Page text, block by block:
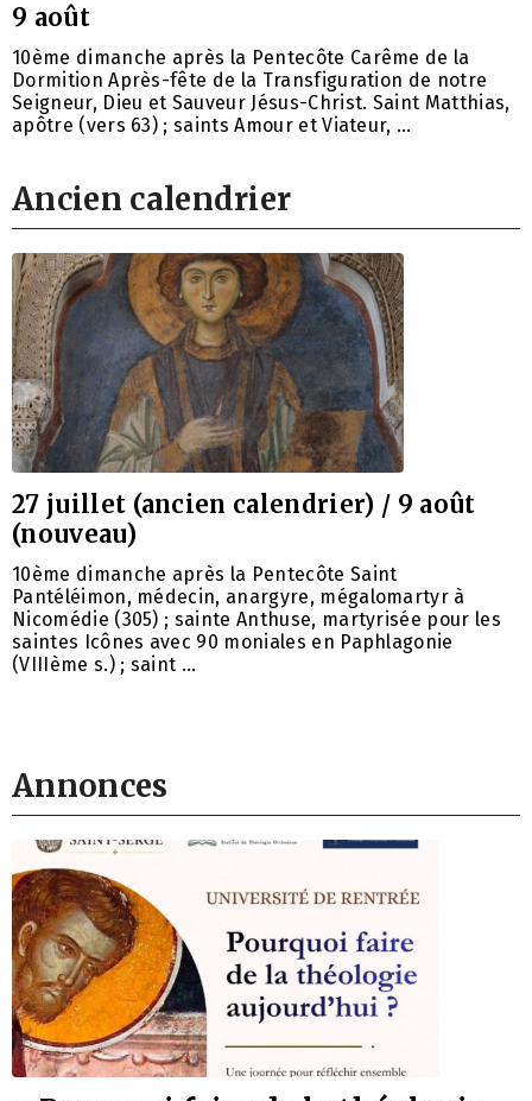
9 août
10ème dimanche après la Pentecôte Carême de la
Dormition Après-fête de la Transfiguration de notre
Seigneur, Dieu et Sauveur Jésus-Christ. Saint Matthias,
apôtre (vers 63) ; saints Amour et Viateur, …
Ancien calendrier
27 juillet (ancien calendrier) / 9 août
(nouveau)
10ème dimanche après la Pentecôte Saint
Pantéléimon, médecin, anargyre, mégalomartyr à
Nicomédie (305) ; sainte Anthuse, martyrisée pour les
saintes Icônes avec 90 moniales en Paphlagonie
(VIIIème s.) ; saint …
Annonces